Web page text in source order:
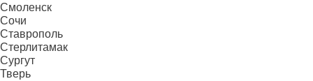
Смоленск
Сочи
Ставрополь
Стерлитамак
Сургут
Тверь